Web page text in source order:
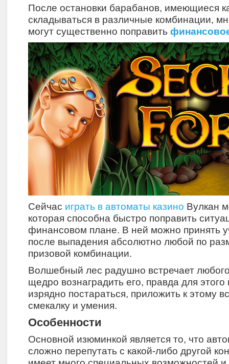
После остановки барабанов, имеющиеся
складываться в различные комбинации,
могут существенно поправить
Сейчас играть в автоматы казино Вулкан
которая способна быстро поправить
финансовом плане. В ней можно принять
после выпадения абсолютно любой по
призовой комбинации.
Волшебный лес радушно встречает любого
щедро вознаградить его, правда для
изрядно постараться, приложить к этому
смекалку и умения.
Особенности
Основной изюминкой является то, что
сложно перепутать с какой-либо другой